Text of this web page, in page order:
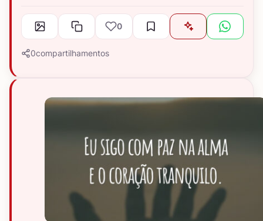
0
0compartilhamentos